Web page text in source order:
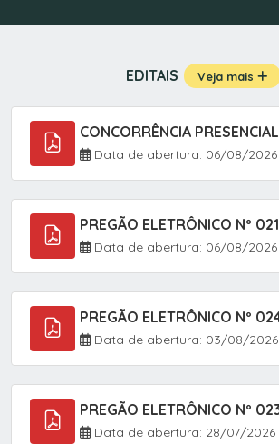
EDITAIS Veja mais
Data de abertura: 06/08/2026
Data de abertura: 06/08/2026
Data de abertura: 03/08/2026
Data de abertura: 28/07/2026